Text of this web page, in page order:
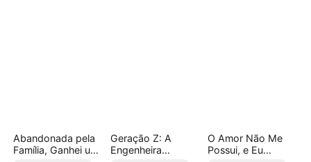
Abandonada pela
Família, Ganhei um
Geração Z: A
Engenheira
O Amor Não Me
Possui, e Eu